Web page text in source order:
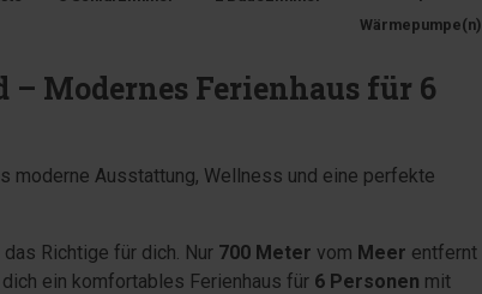
Wärmepumpe(n)
– Modernes Ferienhaus für 6
moderne Ausstattung, Wellness und eine perfekte
das Richtige für dich. Nur 700 Meter vom Meer entfernt
ein komfortables Ferienhaus für 6 Personen mit